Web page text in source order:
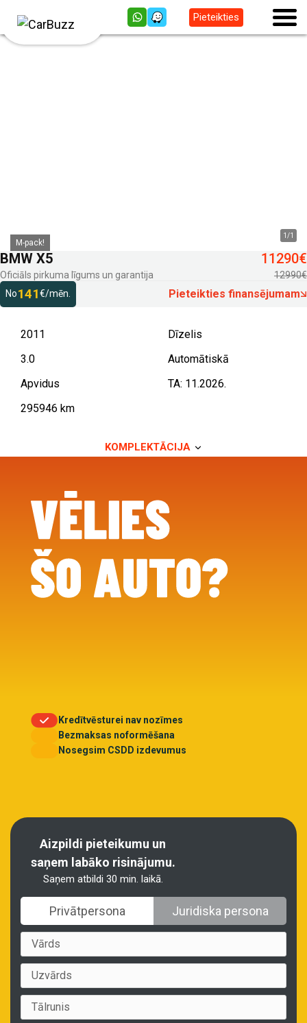
Pieteikties
1 /1
M-pack!
BMW X5
Oficiāls pirkuma līgums un garantija
11290€
12990€
No141€/mēn. Pieteikties finansējumam
2011
Dīzelis
3.0
Automātiskā
Apvidus
TA: 11.2026.
295946 km
KOMPLEKTĀCIJA
Aizpildi pieteikumu un
saņem labāko risinājumu.
Saņem atbildi 30 min. laikā.
Privātpersona Juridiska persona
Kredītvēsturei nav nozīmes
Bezmaksas noformēšana
Nosegsim CSDD izdevumus